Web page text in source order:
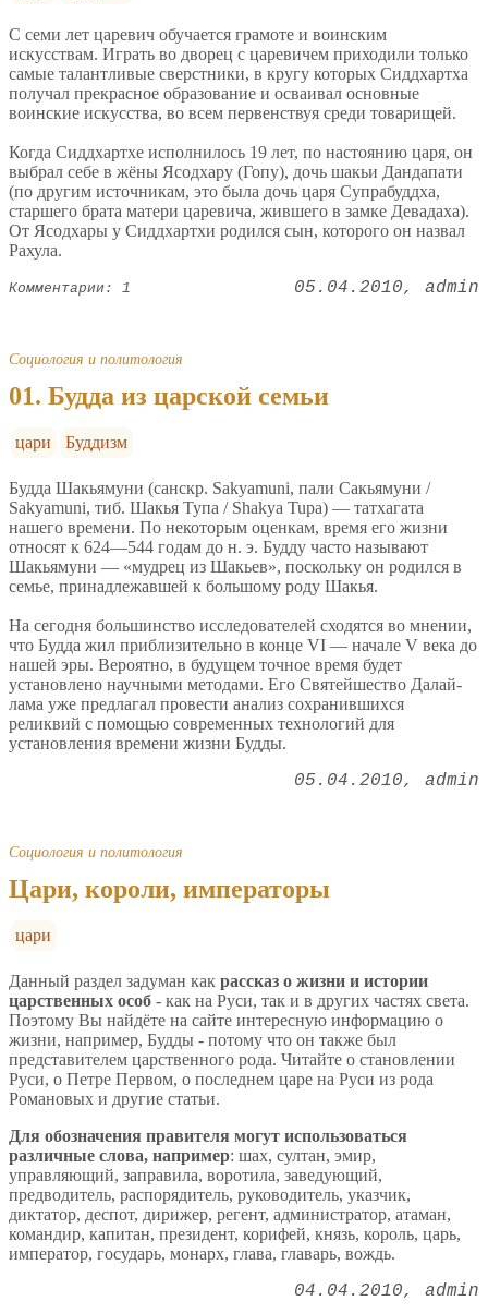
С семи лет царевич обучается грамоте и воинским
искусствам. Играть во дворец с царевичем приходили только
самые талантливые сверстники, в кругу которых Сиддхартха
получал прекрасное образование и осваивал основные
воинские искусства, во всем первенствуя среди товарищей.
Когда Сиддхартхе исполнилось 19 лет, по настоянию царя, он
выбрал себе в жёны Ясодхару (Гопу), дочь шакьи Дандапати
(по другим источникам, это была дочь царя Супрабуддха,
старшего брата матери царевича, жившего в замке Девадаха).
От Ясодхары у Сиддхартхи родился сын, которого он назвал
Рахула.
Комментарии: 1 05.04.2010 admin
Социология и политология
01. Будда из царской семьи
цари Буддизм
Будда Шакьямуни (санскр. Sakyamuni, пали Сакьямуни /
Sakyamuni, тиб. Шакья Тупа / Shakya Tupa) — татхагата
нашего времени. По некоторым оценкам, время его жизни
относят к 624—544 годам до н. э. Будду часто называют
Шакьямуни — «мудрец из Шакьев», поскольку он родился в
семье, принадлежавшей к большому роду Шакья.
На сегодня большинство исследователей сходятся во мнении,
что Будда жил приблизительно в конце VI — начале V века до
нашей эры. Вероятно, в будущем точное время будет
установлено научными методами. Его Святейшество Далай-
лама уже предлагал провести анализ сохранившихся
реликвий с помощью современных технологий для
установления времени жизни Будды.
05.04.2010 admin
Социология и политология
Цари, короли, императоры
цари
Данный раздел задуман как рассказ о жизни и истории
царственных особ - как на Руси, так и в других частях света.
Поэтому Вы найдёте на сайте интересную информацию о
жизни, например, Будды - потому что он также был
представителем царственного рода. Читайте о становлении
Руси, о Петре Первом, о последнем царе на Руси из рода
Романовых и другие статьи.
Для обозначения правителя могут использоваться
различные слова, например: шах, султан, эмир,
управляющий, заправила, воротила, заведующий,
предводитель, распорядитель, руководитель, указчик,
диктатор, деспот, дирижер, регент, администратор, атаман,
командир, капитан, президент, корифей, князь, король, царь,
император, государь, монарх, глава, главарь, вождь.
04.04.2010 admin